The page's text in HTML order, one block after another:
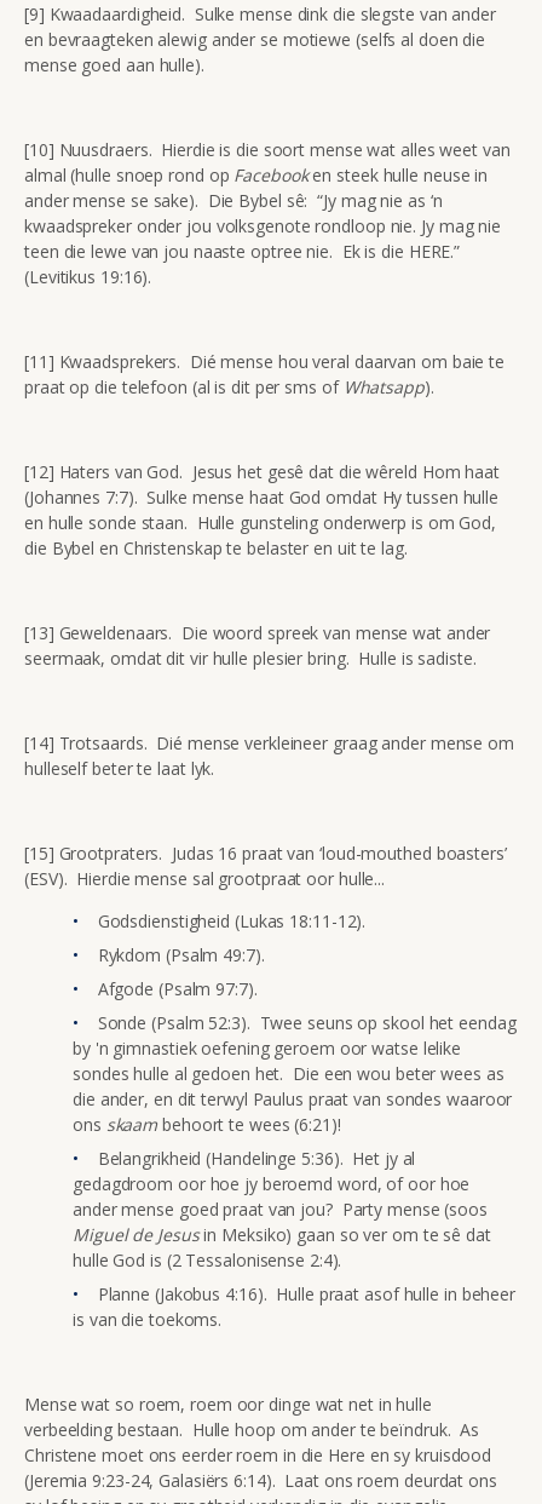
[9] Kwaadaardigheid. Sulke mense dink die slegste van ander
en bevraagteken alewig ander se motiewe (selfs al doen die
mense goed aan hulle).
[10] Nuusdraers. Hierdie is die soort mense wat alles weet van
almal (hulle snoep rond op Facebooken steek hulle neuse in
ander mense se sake). Die Bybel sê: “Jy mag nie as ‘n
kwaadspreker onder jou volksgenote rondloop nie. Jy mag nie
teen die lewe van jou naaste optree nie. Ek is die HERE.”
(Levitikus 19:16).
[11] Kwaadsprekers. Dié mense hou veral daarvan om baie te
praat op die telefoon (al is dit per sms of Whatsapp).
[12] Haters van God. Jesus het gesê dat die wêreld Hom haat
(Johannes 7:7). Sulke mense haat God omdat Hy tussen hulle
en hulle sonde staan. Hulle gunsteling onderwerp is om God,
die Bybel en Christenskap te belaster en uit te lag.
[13] Geweldenaars. Die woord spreek van mense wat ander
seermaak, omdat dit vir hulle plesier bring. Hulle is sadiste.
[14] Trotsaards. Dié mense verkleineer graag ander mense om
hulleself beter te laat lyk.
[15] Grootpraters. Judas 16 praat van ‘loud-mouthed boasters’
(ESV). Hierdie mense sal grootpraat oor hulle...
Godsdienstigheid (Lukas 18:11-12).
Rykdom (Psalm 49:7).
Afgode (Psalm 97:7).
Sonde (Psalm 52:3). Twee seuns op skool het eendag
by 'n gimnastiek oefening geroem oor watse lelike
sondes hulle al gedoen het. Die een wou beter wees as
die ander, en dit terwyl Paulus praat van sondes waaroor
ons skaambehoort te wees (6:21)!
Belangrikheid (Handelinge 5:36). Het jy al
gedagdroom oor hoe jy beroemd word, of oor hoe
ander mense goed praat van jou? Party mense (soos
Miguel de Jesusin Meksiko) gaan so ver om te sê dat
hulle God is (2 Tessalonisense 2:4).
Planne (Jakobus 4:16). Hulle praat asof hulle in beheer
is van die toekoms.
Mense wat so roem, roem oor dinge wat net in hulle
verbeelding bestaan. Hulle hoop om ander te beïndruk. As
Christene moet ons eerder roem in die Here en sy kruisdood
(Jeremia 9:23-24, Galasiërs 6:14). Laat ons roem deurdat ons